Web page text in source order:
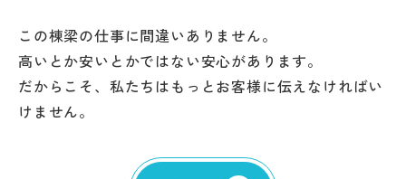
この棟梁の仕事に間違いありません。
高いとか安いとかではない安心があります。
だからこそ、私たちはもっとお客様に伝えなければい
けません。